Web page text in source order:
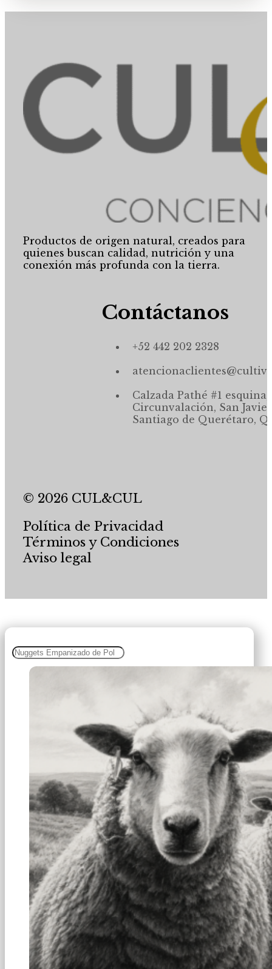
Productos de origen natural, creados para
quienes buscan calidad, nutrición y una
conexión más profunda con la tierra.
Contáctanos
+52 442 202 2328
Calzada Pathé #1 esquina,
Circunvalación, San
Santiago de Querétaro,
© 2026 CUL&CUL
Política de Privacidad
Términos y Condiciones
Aviso legal